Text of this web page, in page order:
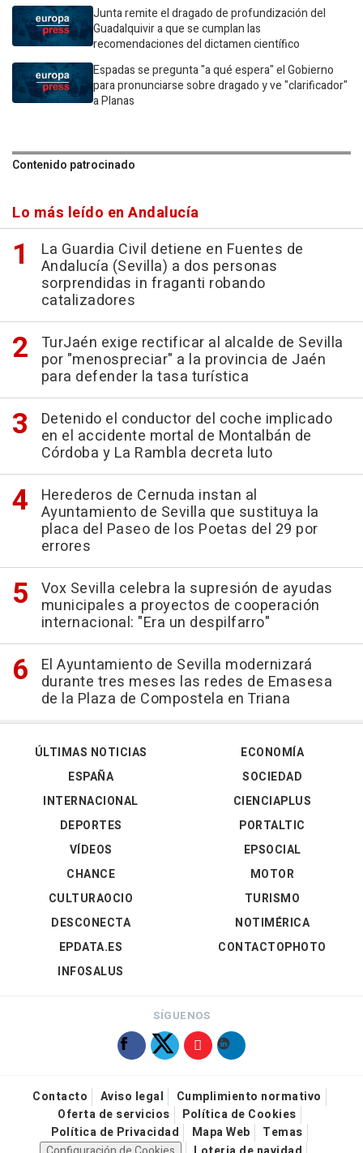
Junta remite el dragado de profundización del
Guadalquivir a que se cumplan las
recomendaciones del dictamen científico
Espadas se pregunta "a qué espera" el Gobierno
para pronunciarse sobre dragado y ve "clarificador"
a Planas
Contenido patrocinado
Lo más leído en Andalucía
La Guardia Civil detiene en Fuentes de
Andalucía (Sevilla) a dos personas
sorprendidas in fraganti robando
catalizadores
TurJaén exige rectificar al alcalde de Sevilla
por "menospreciar" a la provincia de Jaén
para defender la tasa turística
Detenido el conductor del coche implicado
en el accidente mortal de Montalbán de
Córdoba y La Rambla decreta luto
Herederos de Cernuda instan al
Ayuntamiento de Sevilla que sustituya la
placa del Paseo de los Poetas del 29 por
errores
Vox Sevilla celebra la supresión de ayudas
municipales a proyectos de cooperación
internacional: "Era un despilfarro"
El Ayuntamiento de Sevilla modernizará
durante tres meses las redes de Emasesa
de la Plaza de Compostela en Triana
ÚLTIMAS NOTICIAS
ESPAÑA
INTERNACIONAL
DEPORTES
VÍDEOS
ECONOMÍA
SOCIEDAD
CIENCIAPLUS
PORTALTIC
EPSOCIAL
CHANCE
CULTURAOCIO
DESCONECTA
EPDATA.ES
INFOSALUS
MOTOR
TURISMO
NOTIMÉRICA
CONTACTOPHOTO
SÍGUENOS
Contacto Aviso legal
Cumplimiento normativo
Oferta de servicios
Política de Cookies
Política de Privacidad
Mapa Web
Temas